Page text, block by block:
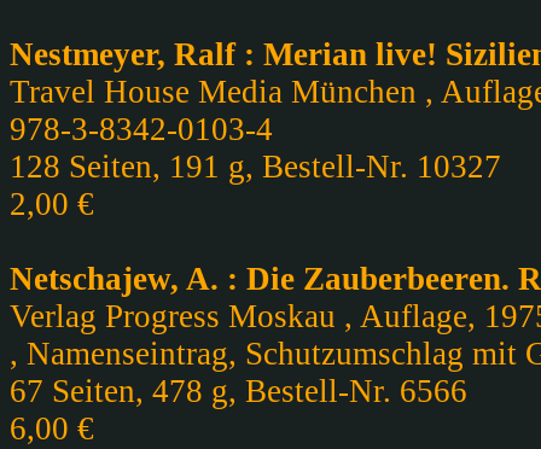
Nestmeyer, Ralf : Merian live!
Travel House Media München ,
978-3-8342-0103-4
128 Seiten, 191 g, Bestell-Nr. 10327
2,00 €
Netschajew, A. : Die Zauberbeeren.
Verlag Progress Moskau , Auflage,
, Namenseintrag, Schutzumschlag mit
67 Seiten, 478 g, Bestell-Nr. 6566
6,00 €